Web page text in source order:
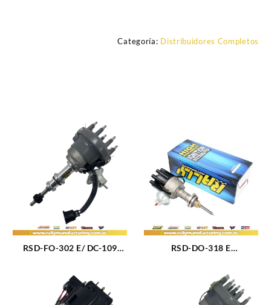
Categoría: Distribuidores Completos
RSD-FO-302 E/ DC-109
5.8L) (75-85) 8CIL TAPA DC-
RSD-DO-318 E
CHRYSLER M5.2 – 5.9L
(318) (72-87) 8CIL
ELECTRONICO (165)